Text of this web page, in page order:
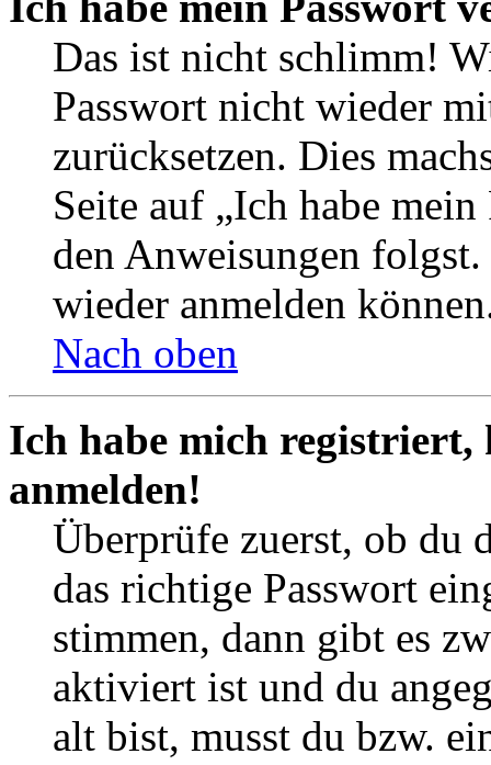
Das ist nicht schlimm!
Passwort nicht wieder
zurücksetzen. Dies
Seite auf „Ich habe
den Anweisungen
wieder anmelden
Nach oben
Ich habe mich
anmelden!
Überprüfe zuerst, ob du
das richtige Passwort
stimmen, dann gibt es
aktiviert ist und du
alt bist, musst du bzw.